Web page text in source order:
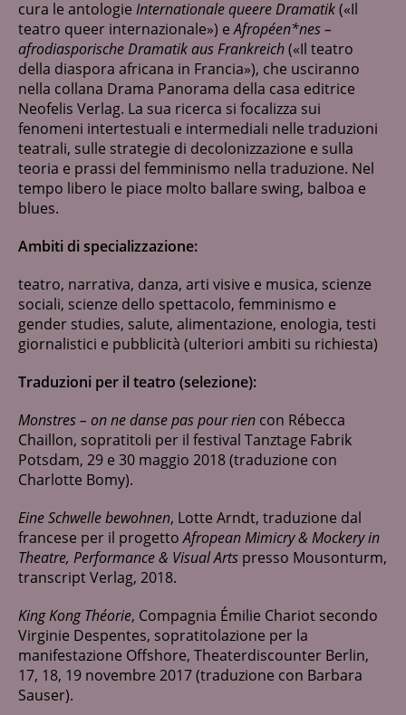
cura le antologie Internationale queere Dramatik(«Il
teatro queer internazionale») eAfropéen*nes –
afrodiasporische Dramatik aus Frankreich(«Il teatro
della diaspora africana in Francia»), che usciranno
nella collana Drama Panorama della casa editrice
Neofelis Verlag. La sua ricerca si focalizza sui
fenomeni intertestuali e intermediali nelle traduzioni
teatrali, sulle strategie di decolonizzazione e sulla
teoria e prassi del femminismo nella traduzione. Nel
tempo libero le piace molto ballare swing, balboa e
blues.
Ambiti di specializzazione:
teatro, narrativa, danza, arti visive e musica, scienze
sociali, scienze dello spettacolo, femminismo e
gender studies, salute, alimentazione, enologia, testi
giornalistici e pubblicità (ulteriori ambiti su richiesta)
Traduzioni per il teatro (selezione):
Monstres – on ne danse pas pour rien con Rébecca
Chaillon, sopratitoli per il festival Tanztage Fabrik
Potsdam, 29 e 30 maggio 2018 (traduzione con
Charlotte Bomy).
Eine Schwelle bewohnen, Lotte Arndt, traduzione dal
francese per il progettoAfropean Mimicry & Mockery in
Theatre, Performance & Visual Arts presso Mousonturm,
transcript Verlag, 2018.
King Kong Théorie, Compagnia Émilie Chariot secondo
Virginie Despentes, sopratitolazione per la
manifestazione Offshore, Theaterdiscounter Berlin,
17, 18, 19 novembre 2017 (traduzione con Barbara
Sauser).